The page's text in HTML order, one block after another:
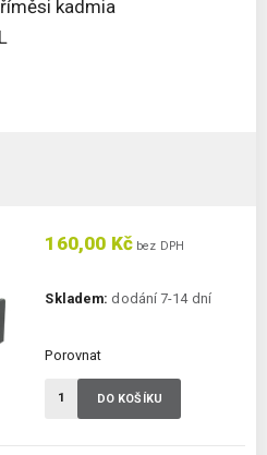
kadmia
160,00 Kč bez DPH
Skladem: dodání 7-14 dní
Porovnat
DO KOŠÍKU